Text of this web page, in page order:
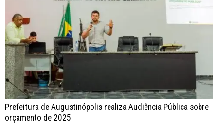
Prefeitura de Augustinópolis realiza Audiência Pública sobre
orçamento de 2025